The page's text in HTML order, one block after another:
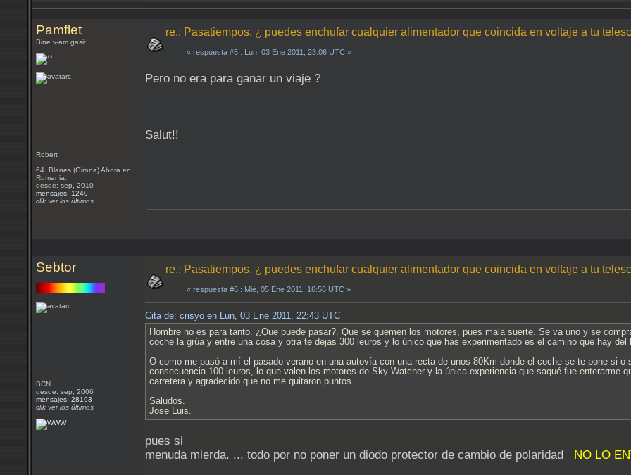
Pamflet
Bine v-am gasit!
Robert
64 Blanes (Girona) Ahora en
Rumania.
desde: sep, 2010
mensajes: 1240
clik ver los últimos
re.: Pasatiempos, ¿ puedes enchufar cualquier alimentador que coincida en voltaje a tu
« respuesta #5 : Lun, 03 Ene 2011, 23:06 UTC »
Pero no era para ganar un viaje ?
Salut!!
Sebtor
BCN
desde: sep, 2006
mensajes: 28193
clik ver los últimos
re.: Pasatiempos, ¿ puedes enchufar cualquier alimentador que coincida en voltaje a tu
« respuesta #6 : Mié, 05 Ene 2011, 16:56 UTC »
Cita de: crisyo en Lun, 03 Ene 2011, 22:43 UTC
Hombre no es para tanto. ¿Que puede pasar?. Que se quemen los motores, pues mala suerte. Se va uno y se
coche la grúa y entre una cosa y otra te dejas 300 leuros y lo único que has experimentado es el camino que hay del
O como me pasó a mí el pasado verano en una autovía con una recta de unos 80Km donde el coche se te pone si
consecuencia 100 leuros, lo que valen los motores de Sky Watcher y la única experiencia que saqué fue enterarme
carretera y agradecido que no me quitaron puntos.
Saludos.
Jose Luis.
pues si
menuda mierda. ... todo por no poner un diodo protector de cambio de polaridad
NO LO